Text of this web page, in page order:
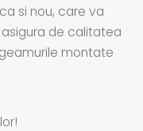
si nou, care va
de calitatea
montate